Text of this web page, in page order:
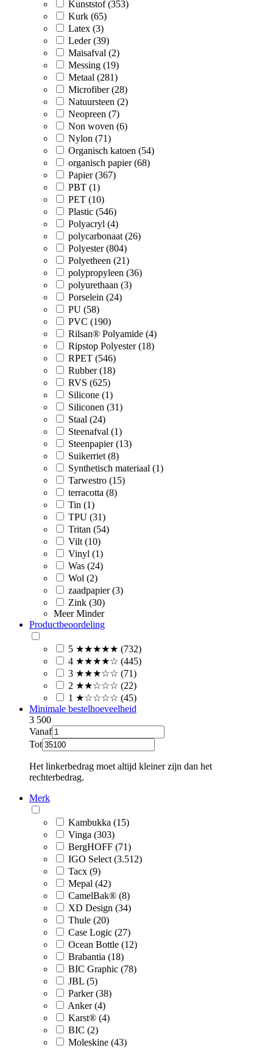
Kunststof (353)
Kurk (65)
Latex (3)
Leder (39)
Maisafval (2)
Messing (19)
Metaal (281)
Microfiber (28)
Natuursteen (2)
Neopreen (7)
Non woven (6)
Nylon (71)
Organisch katoen (54)
organisch papier (68)
Papier (367)
PBT (1)
PET (10)
Plastic (546)
Polyacryl (4)
polycarbonaat (26)
Polyester (804)
Polyetheen (21)
polypropyleen (36)
polyurethaan (3)
Porselein (24)
PU (58)
PVC (190)
Rilsan® Polyamide (4)
Ripstop Polyester (18)
RPET (546)
Rubber (18)
RVS (625)
Silicone (1)
Siliconen (31)
Staal (24)
Steenafval (1)
Steenpapier (13)
Suikerriet (8)
Synthetisch materiaal (1)
Tarwestro (15)
terracotta (8)
Tin (1)
TPU (31)
Tritan (54)
Vilt (10)
Vinyl (1)
Was (24)
Wol (2)
zaadpapier (3)
Zink (30)
Meer Minder
Productbeoordeling
5 ★★★★★ (732)
4 ★★★★☆ (445)
3 ★★★☆☆ (71)
2 ★★☆☆☆ (22)
1 ★☆☆☆☆ (45)
Minimale bestelhoeveelheid
3 500
Vanaf
Tot
Het linkerbedrag moet altijd kleiner zijn dan het
rechterbedrag.
Merk
Kambukka (15)
Vinga (303)
BergHOFF (71)
IGO Select (3.512)
Tacx (9)
Mepal (42)
CamelBak® (8)
XD Design (34)
Thule (20)
Case Logic (27)
Ocean Bottle (12)
Brabantia (18)
BIC Graphic (78)
JBL (5)
Parker (38)
Anker (4)
Karst® (4)
BIC (2)
Moleskine (43)